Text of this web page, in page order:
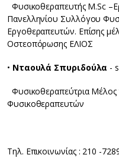
Φυσικοθεραπευτής Μ.Sc
Πανελληνίου Συλλόγου
Εργοθεραπευτών. Επίσης
Οστεοπόρωσης ΕΛΙΟΣ
• Νταουλά Σπυριδούλα -
Φυσικοθεραπεύτρια
Φυσικοθεραπευτών
Τηλ. Επικοινωνίας : 210 -